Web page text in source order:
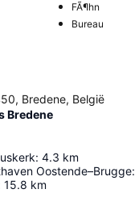
FÃ¶hn
Bureau
Bredene, België
Bredene
: 4.3 km
Oostende–Brugge:
15.8 km